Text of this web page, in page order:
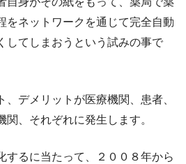
をネットワークを通じて完全自動
してしまおうという試みの事で
、デメリットが医療機関、患者、
関、それぞれに発生します。
するに当たって、２００８年から